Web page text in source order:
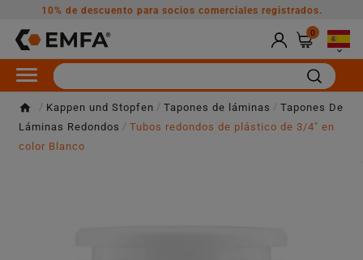
10% de descuento para socios comerciales registrados.
0

Kappen und Stopfen Tapones de láminas
Tapones De
Láminas Redondos
Tubos redondos de plástico de 3/4" en
color Blanco